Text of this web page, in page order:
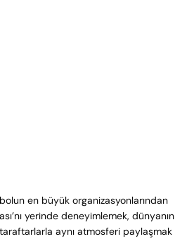
en büyük organizasyonlarından
yerinde deneyimlemek, dünyanın
aynı atmosferi paylaşmak